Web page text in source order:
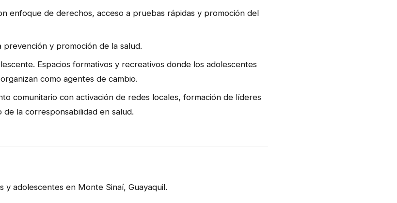
enfoque de derechos, acceso a pruebas rápidas y promoción del
prevención y promoción de la salud.
Espacios formativos y recreativos donde los adolescentes
como agentes de cambio.
comunitario con activación de redes locales, formación de líderes
la corresponsabilidad en salud.
y adolescentes en Monte Sinaí, Guayaquil.